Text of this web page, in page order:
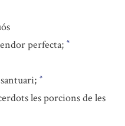
perfecta; *
*
les porcions de les